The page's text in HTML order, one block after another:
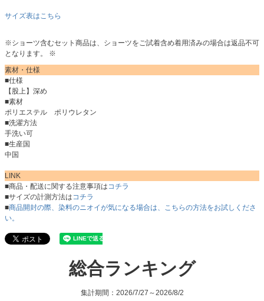
サイズ表はこちら
※ショーツ含むセット商品は、ショーツをご試着含め着用済みの場合は返品不可
となります。 ※
素材・仕様
■仕様
【股上】深め
■素材
ポリエステル ポリウレタン
■洗濯方法
手洗い可
■生産国
中国
LINK
■商品・配送に関する注意事項はコチラ
■サイズの計測方法はコチラ
■商品開封の際、染料のニオイが気になる場合は、こちらの方法をお試しくださ
い。
総合ランキング
集計期間：2026/7/27～2026/8/2